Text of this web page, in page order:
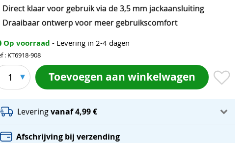
Direct klaar voor gebruik via de 3,5 mm jackaansluiting
Draaibaar ontwerp voor meer gebruikscomfort
Op voorraad - Levering in 2-4 dagen
: KT6918-908
1 Toevoegen aan winkelwagen
Leveringvanaf 4,99 €
Afschrijving bij verzending